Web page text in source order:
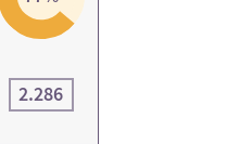
2.286